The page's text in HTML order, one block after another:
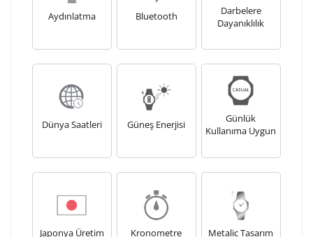
Aydınlatma Bluetooth
Darbelere
Dayanıklılık
Dünya Saatleri Güneş Enerjisi
Günlük
Kullanıma Uygun
Japonya Üretim Kronometre Metalic Tasarım